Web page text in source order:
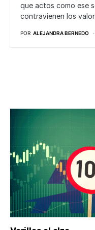
que actos como ese
contravienen los
POR ALEJANDRA BERNEDO